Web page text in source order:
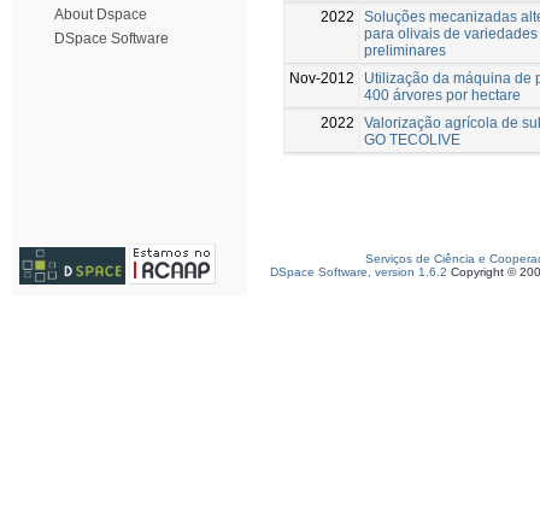
About Dspace
DSpace Software
2022
Soluções mecanizadas
para olivais de
preliminares
Nov-2012
Utilização da máquina de
400 árvores por hectare
2022
Valorização agrícola de
GO TECOLIVE
Serviços de Ciência e
DSpace Software, version 1.6.2 Copyright ©